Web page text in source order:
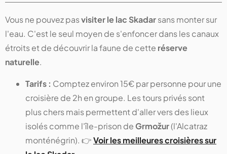
Vous ne pouvez pasvisiter le lac Skadarsans monter sur
l'eau. C'est le seul moyen de s'enfoncer dans les canaux
étroits et de découvrir la faune de cette réserve
naturelle.
Tarifs : Comptez environ 15€ par personne pour une
croisière de 2h en groupe. Les tours privés sont
plus chers mais permettent d'aller vers des lieux
isolés comme l'île-prison de Grmožur(l'Alcatraz
monténégrin). 👉Voir les meilleures croisières sur